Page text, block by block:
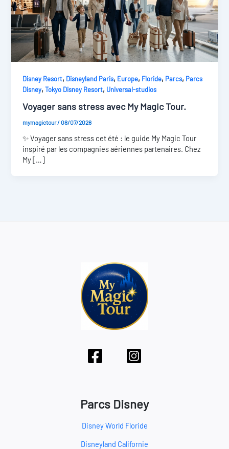
Disney Resort, Disneyland Paris, Europe, Floride, Parcs, Parcs
Disney,Tokyo Disney Resort, Universal-studios
Voyager sans stress avec My Magic Tour.
mymagictour/08/07/2026
✨ Voyager sans stress cet été : le guide My Magic Tour
inspiré par les compagnies aériennes partenaires. Chez
My […]
Parcs Disney
Disney World Floride
Disneyland Californie